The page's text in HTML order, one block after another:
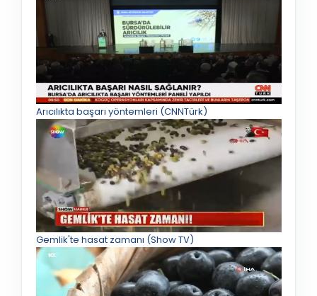
Arıcılıkta başarı yöntemleri (CNNTürk)
Gemlik'te hasat zamanı (Show TV)